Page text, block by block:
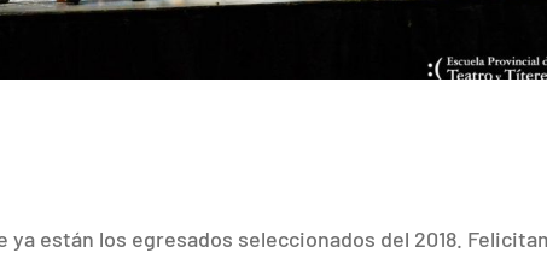
ya están los egresados seleccionados del 2018.